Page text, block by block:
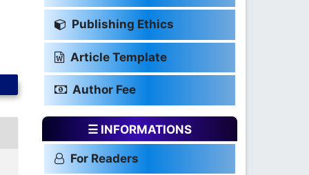
Publishing Ethics
Article Template
Author Fee
☰ INFORMATIONS
For Readers